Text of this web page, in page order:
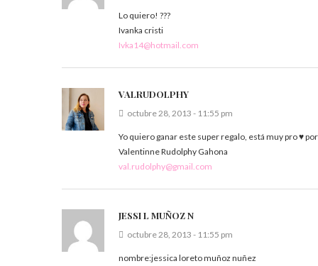
Lo quiero! ???
Ivanka cristi
Ivka14@hotmail.com
VALRUDOLPHY
octubre 28, 2013 - 11:55 pm
Yo quiero ganar este super regalo, está muy pro ♥
Valentinne Rudolphy Gahona
val.rudolphy@gmail.com
JESSI L MUÑOZ N
octubre 28, 2013 - 11:55 pm
nombre:jessica loreto muñoz nuñez